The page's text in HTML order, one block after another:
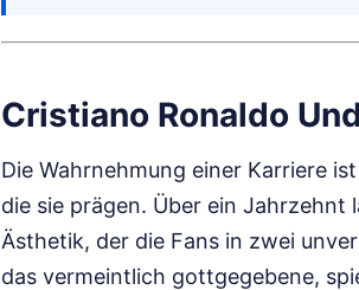
Cristiano Ronaldo
Die Wahrnehmung einer Karriere
die sie prägen. Über ein Jahrzehnt
Ästhetik, der die Fans in zwei
das vermeintlich gottgegebene,